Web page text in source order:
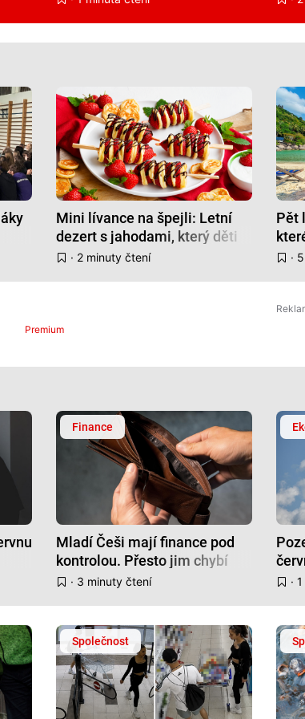
Mini lívance na špejli: Letní
dezert s jahodami, který děti
doslova nadchne
· 2 minuty čtení
Pět
·
Premium
Finance
Mladí Češi mají finance pod
kontrolou. Přesto jim chybí
peníze na zážitky
· 3 minuty čtení ·
Společnost